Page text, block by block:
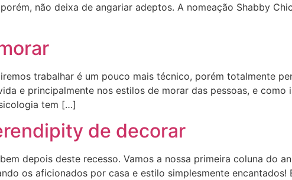
não deixa de angariar adeptos. A nomeação Shabby
trabalhar é um pouco mais técnico, porém totalmente
e principalmente nos estilos de morar das pessoas, e
tem […]
de decorar
depois deste recesso. Vamos a nossa primeira coluna do
os aficionados por casa e estilo simplesmente